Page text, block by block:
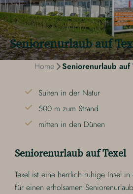
Seniorenurlaub auf
Home Seniorenurlaub auf
Suiten in der Natur
500 m zum Strand
mitten in den Dünen
Seniorenurlaub auf Texel
Texel ist eine herrlich ruhige Insel
für einen erholsamen